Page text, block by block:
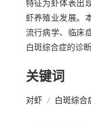
特征为虾体表出
虾养殖业发展。
流行病学、临床
白斑综合症的诊
关键词
对虾 / 白斑综合